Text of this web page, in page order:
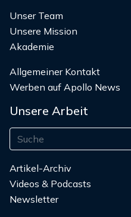
Unser Team
Unsere Mission
Akademie
Allgemeiner Kontakt
Werben auf Apollo News
Unsere Arbeit
Artikel-Archiv
Videos & Podcasts
Newsletter